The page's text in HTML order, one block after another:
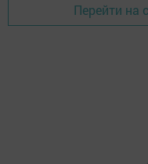
Перейти на